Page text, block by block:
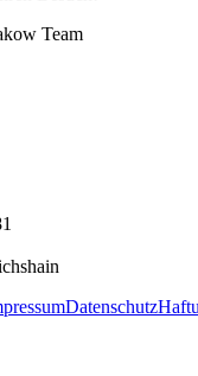
Team
Datenschutz